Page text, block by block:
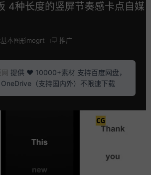
4种长度的竖屏节奏感卡点自媒
基本图形mogrt 推广
提供 ❤️ 10000+素材 支持百度网盘，
（支持国内外）不限速下载